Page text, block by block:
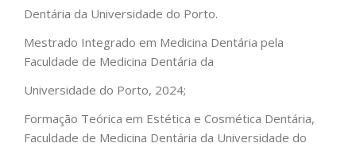
Dentária da Universidade do Porto.
Mestrado Integrado em Medicina Dentária pela
Faculdade de Medicina Dentária da
Universidade do Porto, 2024;
Formação Teórica em Estética e Cosmética Dentária,
Faculdade de Medicina Dentária da Universidade do